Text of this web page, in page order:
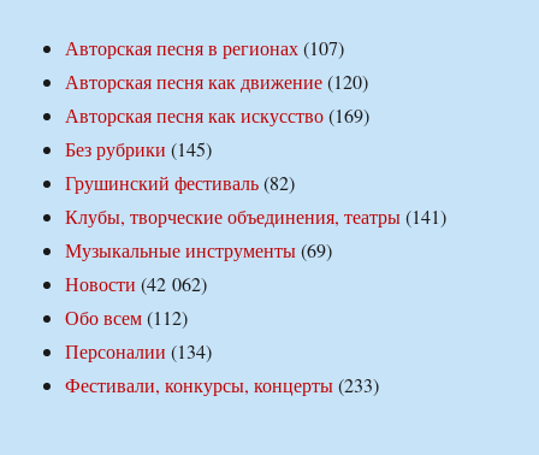
Авторская песня в регионах(107)
Авторская песня как движение(120)
Авторская песня как искусство(169)
Без рубрики (145)
Грушинский фестиваль(82)
Клубы, творческие объединения, театры(141)
Музыкальные инструменты(69)
Новости (42 062)
Обо всем(112)
Персоналии (134)
Фестивали, конкурсы, концерты(233)